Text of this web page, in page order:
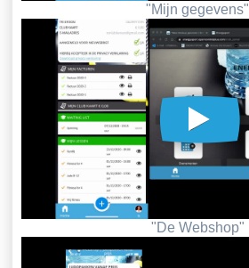
"Mijn gegevens"
"De Webshop"